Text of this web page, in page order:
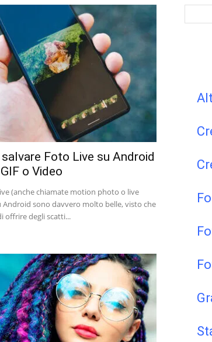
Foto Live su Android
o Video
(anche chiamate motion photo o live
Android sono davvero molto belle, visto che
offrire degli scatti...